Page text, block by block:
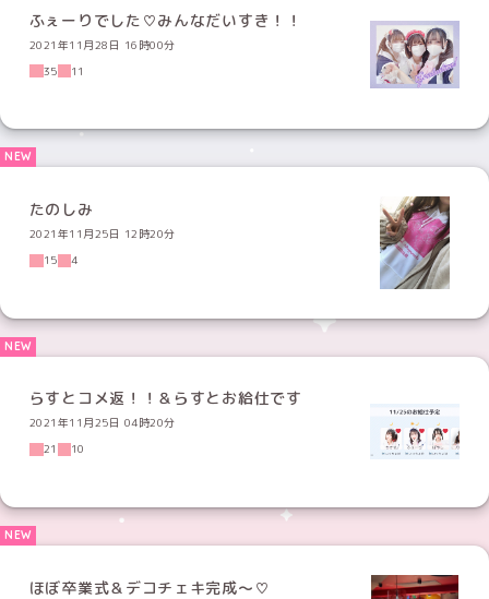
ふぇーりでした♡みんなだいすき！！
2021年11月28日 16時00分
35
11
たのしみ
2021年11月25日 12時20分
15
4
らすとコメ返！！＆らすとお給仕です
2021年11月25日 04時20分
21
10
ほぼ卒業式＆デコチェキ完成〜♡